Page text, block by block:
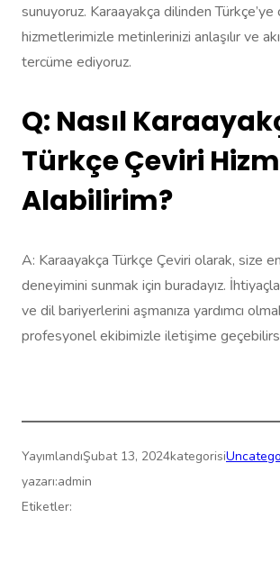
sunuyoruz. Karaayakça dilinden Türkçe’ye
hizmetlerimizle metinlerinizi anlaşılır ve
tercüme ediyoruz.
Q: Nasıl
Türkçe Çeviri
Alabilirim?
A: Karaayakça Türkçe Çeviri olarak, size
deneyimini sunmak için buradayız.
ve dil bariyerlerini aşmanıza yardımcı
profesyonel ekibimizle iletişime
YayımlandıŞubat 13, 2024kategorisi
yazarı:admin
Etiketler: